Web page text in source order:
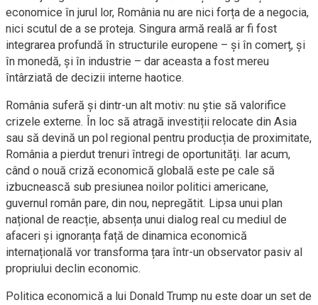
economice în jurul lor, România nu are nici forța de a negocia,
nici scutul de a se proteja. Singura armă reală ar fi fost
integrarea profundă în structurile europene – și în comerț, și
în monedă, și în industrie – dar aceasta a fost mereu
întârziată de decizii interne haotice.
România suferă și dintr-un alt motiv: nu știe să valorifice
crizele externe. În loc să atragă investiții relocate din Asia
sau să devină un pol regional pentru producția de proximitate,
România a pierdut trenuri întregi de oportunități. Iar acum,
când o nouă criză economică globală este pe cale să
izbucnească sub presiunea noilor politici americane,
guvernul român pare, din nou, nepregătit. Lipsa unui plan
național de reacție, absența unui dialog real cu mediul de
afaceri și ignoranța față de dinamica economică
internațională vor transforma țara într-un observator pasiv al
propriului declin economic.
Politica economică a lui Donald Trump nu este doar un set de